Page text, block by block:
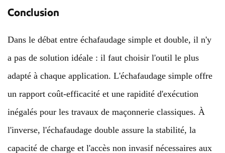
Conclusion
Dans le débat entre échafaudage simple et double, il n'y
a pas de solution idéale : il faut choisir l'outil le plus
adapté à chaque application. L'échafaudage simple offre
un rapport coût-efficacité et une rapidité d'exécution
inégalés pour les travaux de maçonnerie classiques. À
l'inverse, l'échafaudage double assure la stabilité, la
capacité de charge et l'accès non invasif nécessaires aux